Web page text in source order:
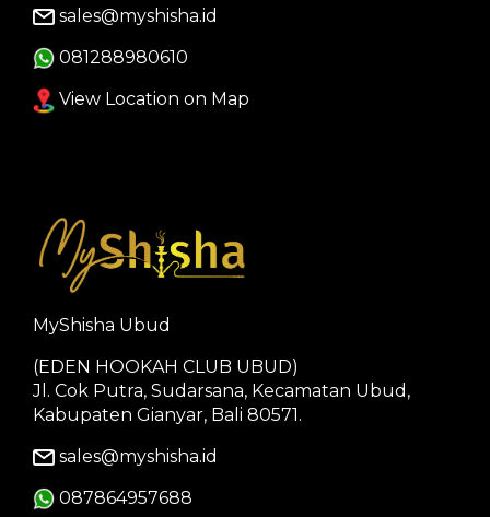
sales@myshisha.id
081288980610
View Location on Map
MyShisha Ubud
(EDEN HOOKAH CLUB UBUD)
Jl. Cok Putra, Sudarsana, Kecamatan Ubud,
Kabupaten Gianyar, Bali 80571.
sales@myshisha.id
087864957688